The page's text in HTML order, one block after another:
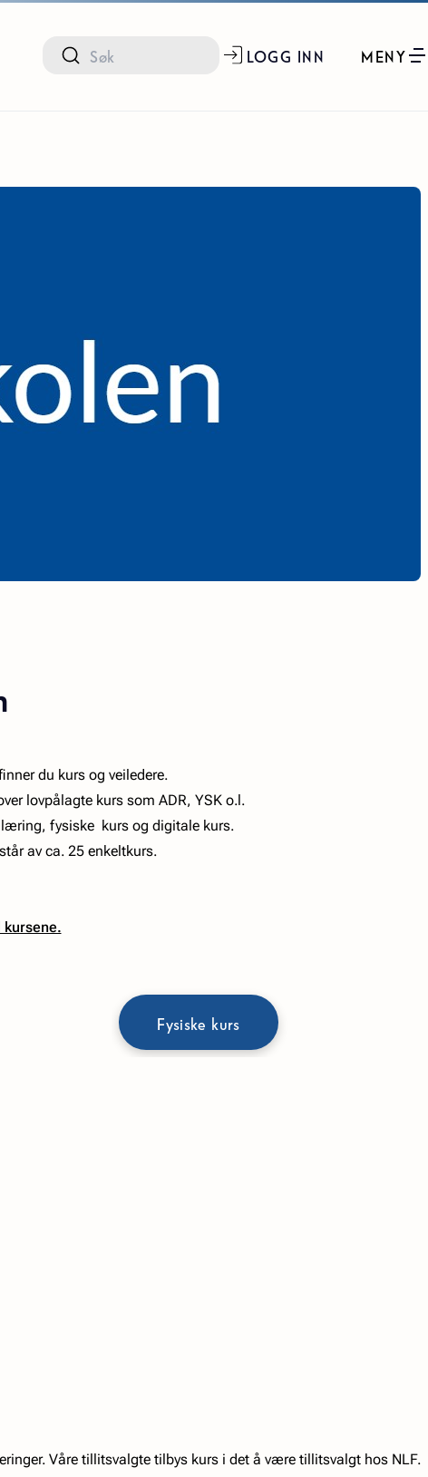
LOGG INN MENY
du kurs og veiledere.
lovpålagte kurs som ADR, YSK o.l.
læring, fysiske kurs og digitale kurs.
av ca. 25 enkeltkurs.
kursene.
Fysiske kurs
Våre tillitsvalgte tilbys kurs i det å være tillitsvalgt hos NLF.